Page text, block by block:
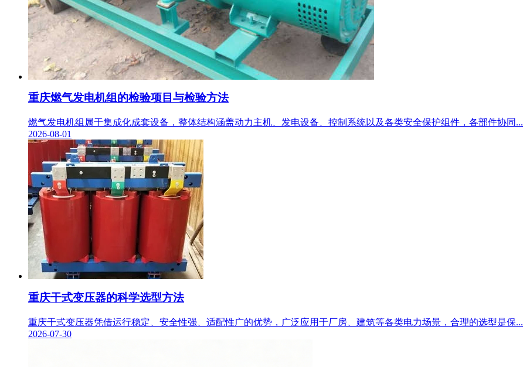
重庆燃气发电机组的检验项目与检验方法
燃气发电机组属于集成化成套设备，整体结构涵盖动力主机、发电设备、控制系统以及各类安全保护组件，各部件协同...
2026-08-01
重庆干式变压器的科学选型方法
重庆干式变压器凭借运行稳定、安全性强、适配性广的优势，广泛应用于厂房、建筑等各类电力场景，合理的选型是保...
2026-07-30